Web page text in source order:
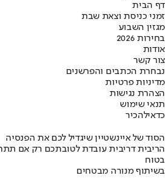
דף הבית
זמני כניסת וצאת שבת
מגזין השבוע
בחירות 2026
אודות
צור קשר
נבחרת הכתבים והפרשנים
מדיניות פרטיות
הצהרת נגישות
תנאי שימוש
כדאילהכיר
הסוד של איינשטיין שיגדיל לכם את הפנסיה
הריבית דריבית עובדת לטובתכם רק אם
בטוח
בשיתוף מנורה מבטחים